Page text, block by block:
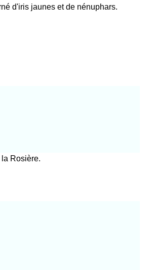
d'iris jaunes et de nénuphars.
Rosière.